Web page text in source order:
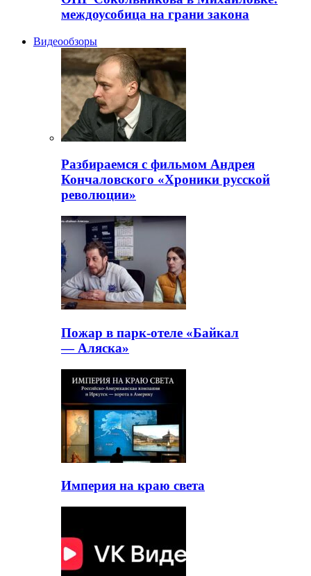
междоусобица на грани закона
Видеообзоры
Разбираемся с фильмом Андрея
Кончаловского «Хроники русской
революции»
Пожар в парк-отеле «Байкал
— Аляска»
Империя на краю света